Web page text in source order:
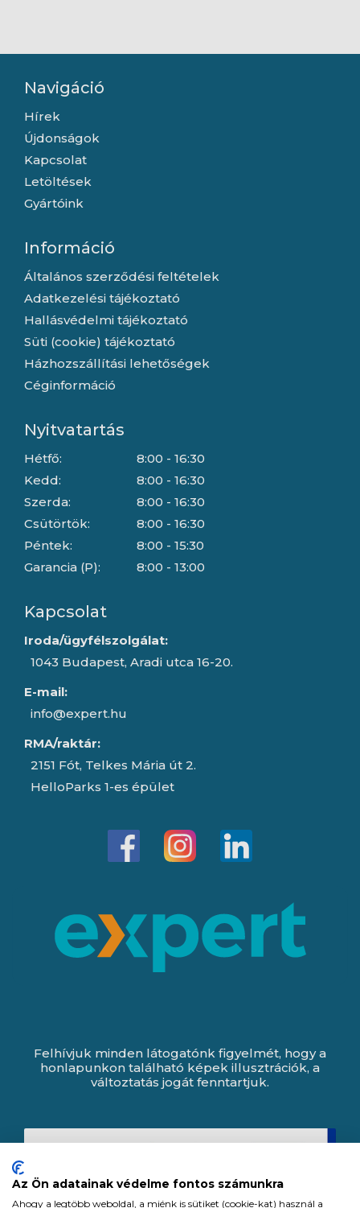
Navigáció
Hírek
Újdonságok
Kapcsolat
Letöltések
Gyártóink
Információ
Általános szerződési feltételek
Adatkezelési tájékoztató
Hallásvédelmi tájékoztató
Süti (cookie) tájékoztató
Házhozszállítási lehetőségek
Céginformáció
Nyitvatartás
Hétfő:
Kedd:
Szerda:
Csütörtök:
Péntek:
Garancia (P):
8:00 - 16:30
8:00 - 16:30
8:00 - 16:30
8:00 - 16:30
8:00 - 15:30
8:00 - 13:00
Kapcsolat
Iroda/ügyfélszolgálat:
1043 Budapest, Aradi utca 16-20.
E-mail:
info@expert.hu
RMA/raktár:
2151 Fót, Telkes Mária út 2.
HelloParks 1-es épület
Felhívjuk minden látogatónk figyelmét, hogy a
honlapunkon található képek illusztrációk, a
változtatás jogát fenntartjuk.
Az Ön adatainak védelme fontos számunkra
Ahogy a legtöbb weboldal, a miénk is sütiket (cookie-kat) használ a